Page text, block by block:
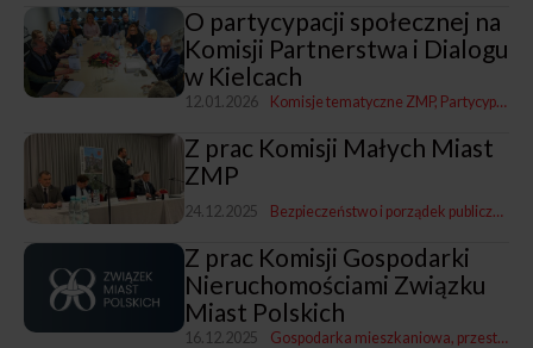
O partycypacji społecznej na
Komisji Partnerstwa i Dialogu
w Kielcach
12.01.2026 Komisje tematyczne ZMP Partycypacja społeczna
Z prac Komisji Małych Miast
ZMP
24.12.2025 Bezpieczeństwo i porządek publiczny
Z prac Komisji Gospodarki
Nieruchomościami Związku
Miast Polskich
16.12.2025 Gospodarka mieszkaniowa, przestrzenna i nieruchomościami